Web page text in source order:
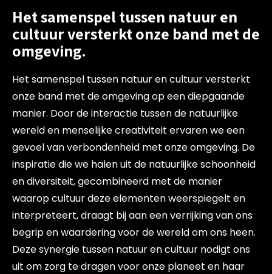
Het samenspel tussen natuur en
cultuur versterkt onze band met de
omgeving.
Het samenspel tussen natuur en cultuur versterkt
onze band met de omgeving op een diepgaande
manier. Door de interactie tussen de natuurlijke
wereld en menselijke creativiteit ervaren we een
gevoel van verbondenheid met onze omgeving. De
inspiratie die we halen uit de natuurlijke schoonheid
en diversiteit, gecombineerd met de manier
waarop cultuur deze elementen weerspiegelt en
interpreteert, draagt bij aan een verrijking van ons
begrip en waardering voor de wereld om ons heen.
Deze synergie tussen natuur en cultuur nodigt ons
uit om zorg te dragen voor onze planeet en haar